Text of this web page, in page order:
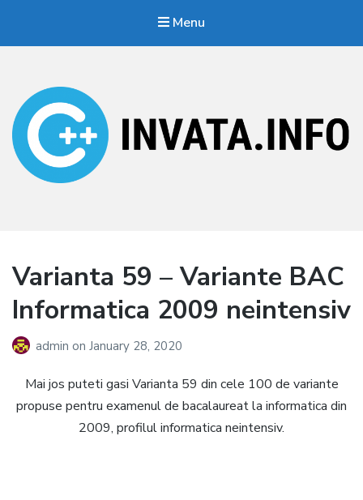
Menu
Varianta 59 – Variante BAC
Informatica 2009 neintensiv
admin on January 28, 2020
Mai jos puteti gasi Varianta 59 din cele 100 de variante
propuse pentru examenul de bacalaureat la informatica din
2009, profilul informatica neintensiv.